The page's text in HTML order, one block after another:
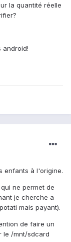
la quantité réelle
android!
enfants à l'origine.
ne permet de
je cherche a
mais payant).
de faire un
le /mnt/sdcard